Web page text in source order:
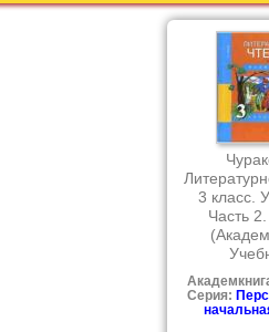
3 класс.
Часть
Серия: